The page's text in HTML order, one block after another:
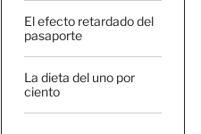
El efecto retardado del
pasaporte
La dieta del uno por
ciento